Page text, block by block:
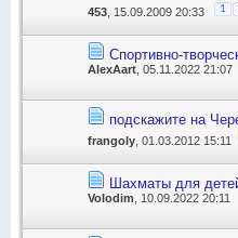
453 , 15.09.2009 20:33 1
Спортивно-
AlexAart, 05.11.2022 21:07
подскажите на
frangoly , 01.03.2012 15:11
Шахматы для
Volodim , 10.09.2022 20:11